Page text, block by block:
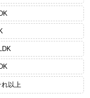
れ以上